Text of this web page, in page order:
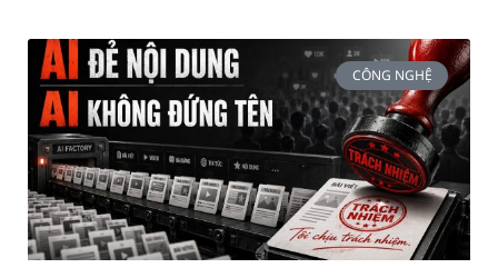
CÔNG NGHỆ